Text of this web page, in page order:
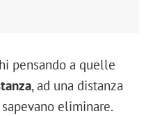
pensando a quelle
, ad una distanza
eliminare.